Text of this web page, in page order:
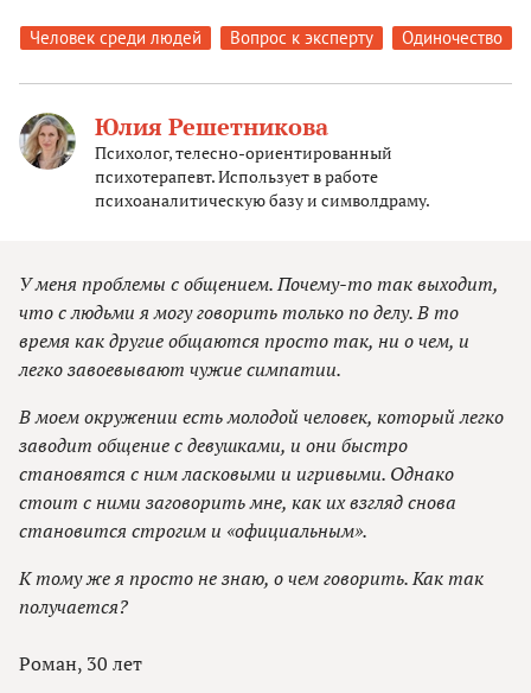
Человек среди людей Вопрос к эксперту Одиночество
Юлия Решетникова
Психолог, телесно-ориентированный
психотерапевт. Использует в работе
психоаналитическую базу и символдраму.
У меня проблемы с общением. Почему-то так выходит,
что с людьми я могу говорить только по делу. В то
время как другие общаются просто так, ни о чем, и
легко завоевывают чужие симпатии.
В моем окружении есть молодой человек, который легко
заводит общение с девушками, и они быстро
становятся с ним ласковыми и игривыми. Однако
стоит с ними заговорить мне, как их взгляд снова
становится строгим и «официальным».
К тому же я просто не знаю, о чем говорить. Как так
получается?
Роман, 30 лет